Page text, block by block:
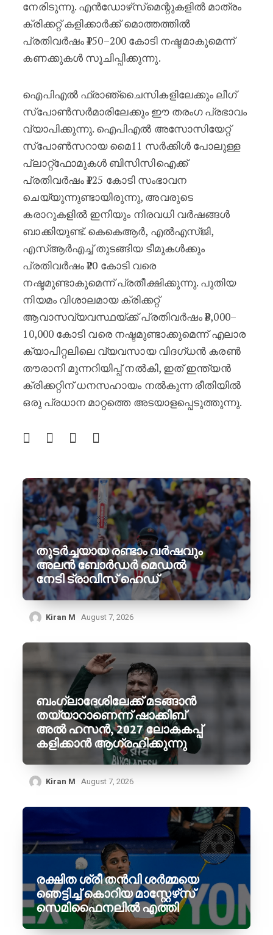
നേരിടുന്നു. എൻഡോഴ്‌സ്‌മെന്റുകളിൽ മാത്രം
ക്രിക്കറ്റ് കളിക്കാർക്ക് മൊത്തത്തിൽ
പ്രതിവർഷം ₹150–200 കോടി നഷ്ടമാകുമെന്ന്
കണക്കുകൾ സൂചിപ്പിക്കുന്നു.
ഐപിഎൽ ഫ്രാഞ്ചൈസികളിലേക്കും ലീഗ്
സ്‌പോൺസർമാരിലേക്കും ഈ തരംഗ പ്രഭാവം
വ്യാപിക്കുന്നു. ഐപിഎൽ അസോസിയേറ്റ്
സ്പോൺസറായ മൈ11 സർക്കിൾ പോലുള്ള
പ്ലാറ്റ്‌ഫോമുകൾ ബിസിസിഐക്ക്
പ്രതിവർഷം ₹125 കോടി സംഭാവന
ചെയ്യുന്നുണ്ടായിരുന്നു, അവരുടെ
കരാറുകളിൽ ഇനിയും നിരവധി വർഷങ്ങൾ
ബാക്കിയുണ്ട്. കെകെആർ, എൽഎസ്ജി,
എസ്ആർഎച്ച് തുടങ്ങിയ ടീമുകൾക്കും
പ്രതിവർഷം ₹20 കോടി വരെ
നഷ്ടമുണ്ടാകുമെന്ന് പ്രതീക്ഷിക്കുന്നു. പുതിയ
നിയമം വിശാലമായ ക്രിക്കറ്റ്
ആവാസവ്യവസ്ഥയ്ക്ക് പ്രതിവർഷം ₹8,000–
10,000 കോടി വരെ നഷ്ടമുണ്ടാക്കുമെന്ന് എലാര
ക്യാപിറ്റലിലെ വ്യവസായ വിദഗ്ധൻ കരൺ
തൗരാനി മുന്നറിയിപ്പ് നൽകി, ഇത് ഇന്ത്യൻ
ക്രിക്കറ്റിന് ധനസഹായം നൽകുന്ന രീതിയിൽ
ഒരു പ്രധാന മാറ്റത്തെ അടയാളപ്പെടുത്തുന്നു.
തുടർച്ചയായ രണ്ടാം വർഷവും
അലൻ ബോർഡർ മെഡൽ
നേടി ട്രാവിസ് ഹെഡ്
Kiran M August 7, 2026
ബംഗ്ലാദേശിലേക്ക് മടങ്ങാൻ
തയ്യാറാണെന്ന് ഷാക്കിബ്
അൽ ഹസൻ, 2027 ലോകകപ്പ്
കളിക്കാൻ ആഗ്രഹിക്കുന്നു
Kiran M August 7, 2026
രക്ഷിത ശ്രീ തൻവി ശർമ്മയെ
ഞെട്ടിച്ച് കൊറിയ മാസ്റ്റേഴ്‌സ്
സെമിഫൈനലിൽ എത്തി